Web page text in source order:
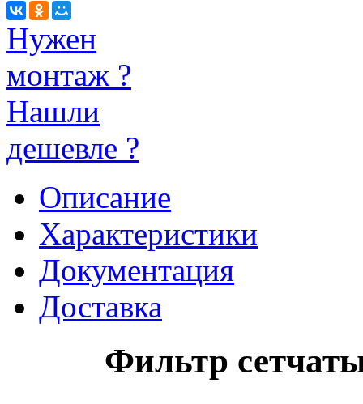
Нужен
монтаж ?
Нашли
дешевле ?
Описание
Характеристики
Документация
Доставка
Фильтр